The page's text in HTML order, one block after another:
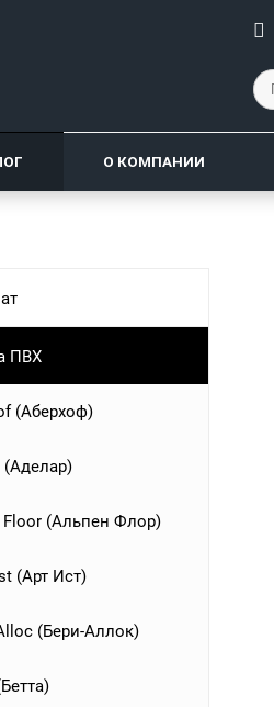
О КОМПАНИИ
ПВХ
(Аберхоф)
(Аделар)
Floor (Альпен Флор)
(Арт Ист)
(Бери-Аллок)